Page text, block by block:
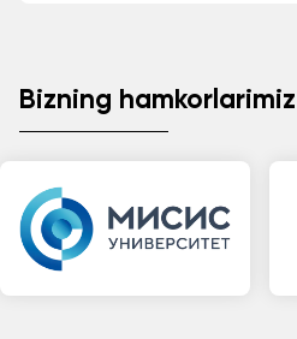
Bizning hamkorlarimiz